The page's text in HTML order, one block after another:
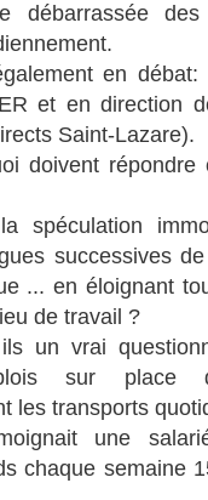
débarrassée
en débat:
et en direction
Saint-Lazare).
doivent répondre
spéculation
successives
... en éloignant
de travail ?
un vrai
sur place
les transports
une
chaque semaine